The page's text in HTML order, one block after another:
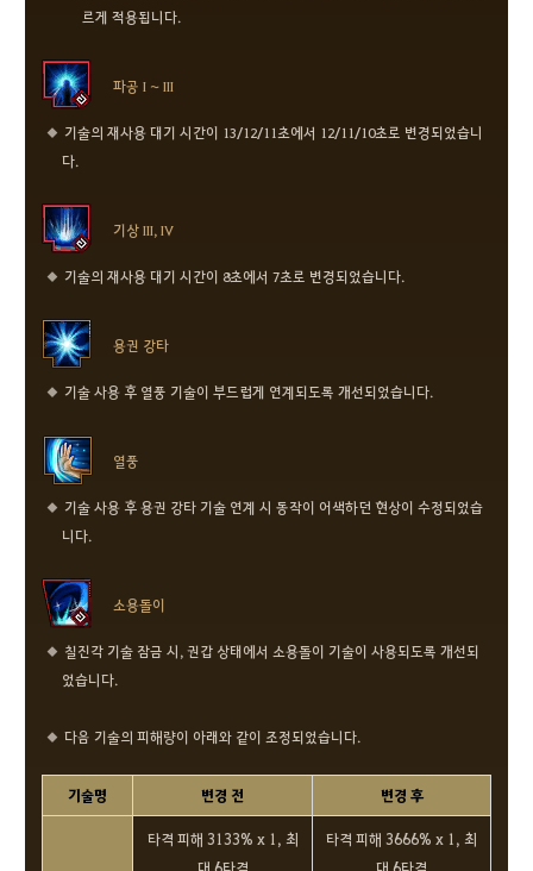
르게 적용됩니다.
파공 I ~ III
기술의 재사용 대기 시간이 13/12/11초에서 12/11/10초로 변경되었습니
다.
기상 III, IV
기술의 재사용 대기 시간이 8초에서 7초로 변경되었습니다.
용권 강타
기술 사용 후 열풍 기술이 부드럽게 연계되도록 개선되었습니다.
열풍
기술 사용 후 용권 강타 기술 연계 시 동작이 어색하던 현상이 수정되었습
니다.
소용돌이
칠진각 기술 잠금 시, 권갑 상태에서 소용돌이 기술이 사용되도록 개선되
었습니다.
다음 기술의 피해량이 아래와 같이 조정되었습니다.
기술명 변경 전 변경 후
타격 피해 3133% x 1, 최
타격 피해 3666% x 1, 최